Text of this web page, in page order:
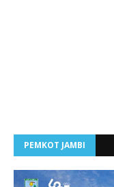
PEMKOT JAMBI